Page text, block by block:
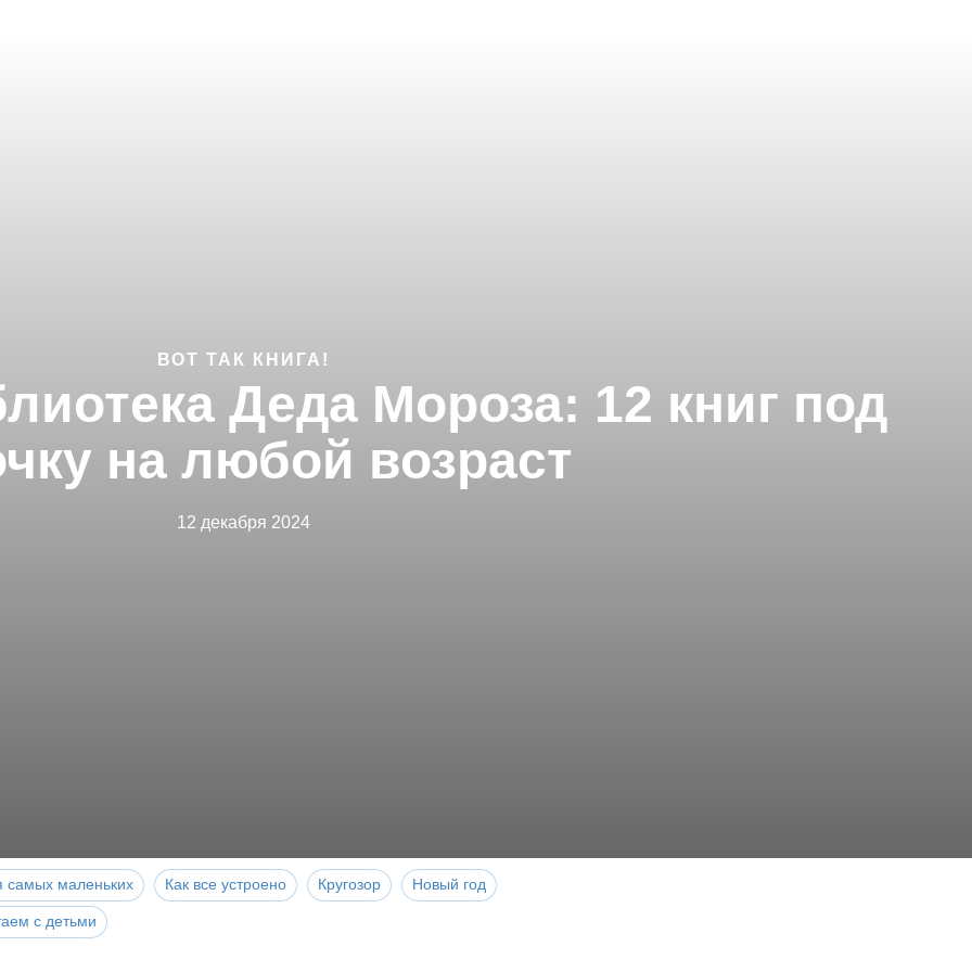
ВОТ ТАК КНИГА!
Деда Мороза: 12 книг под
на любой возраст
12 декабря 2024
самых маленьких Как все устроено Кругозор Новый год
с детьми